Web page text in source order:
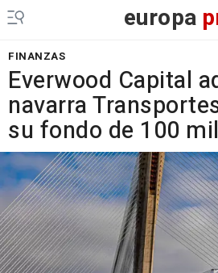
europa
FINANZAS
Everwood Capital
navarra
su fondo de 100